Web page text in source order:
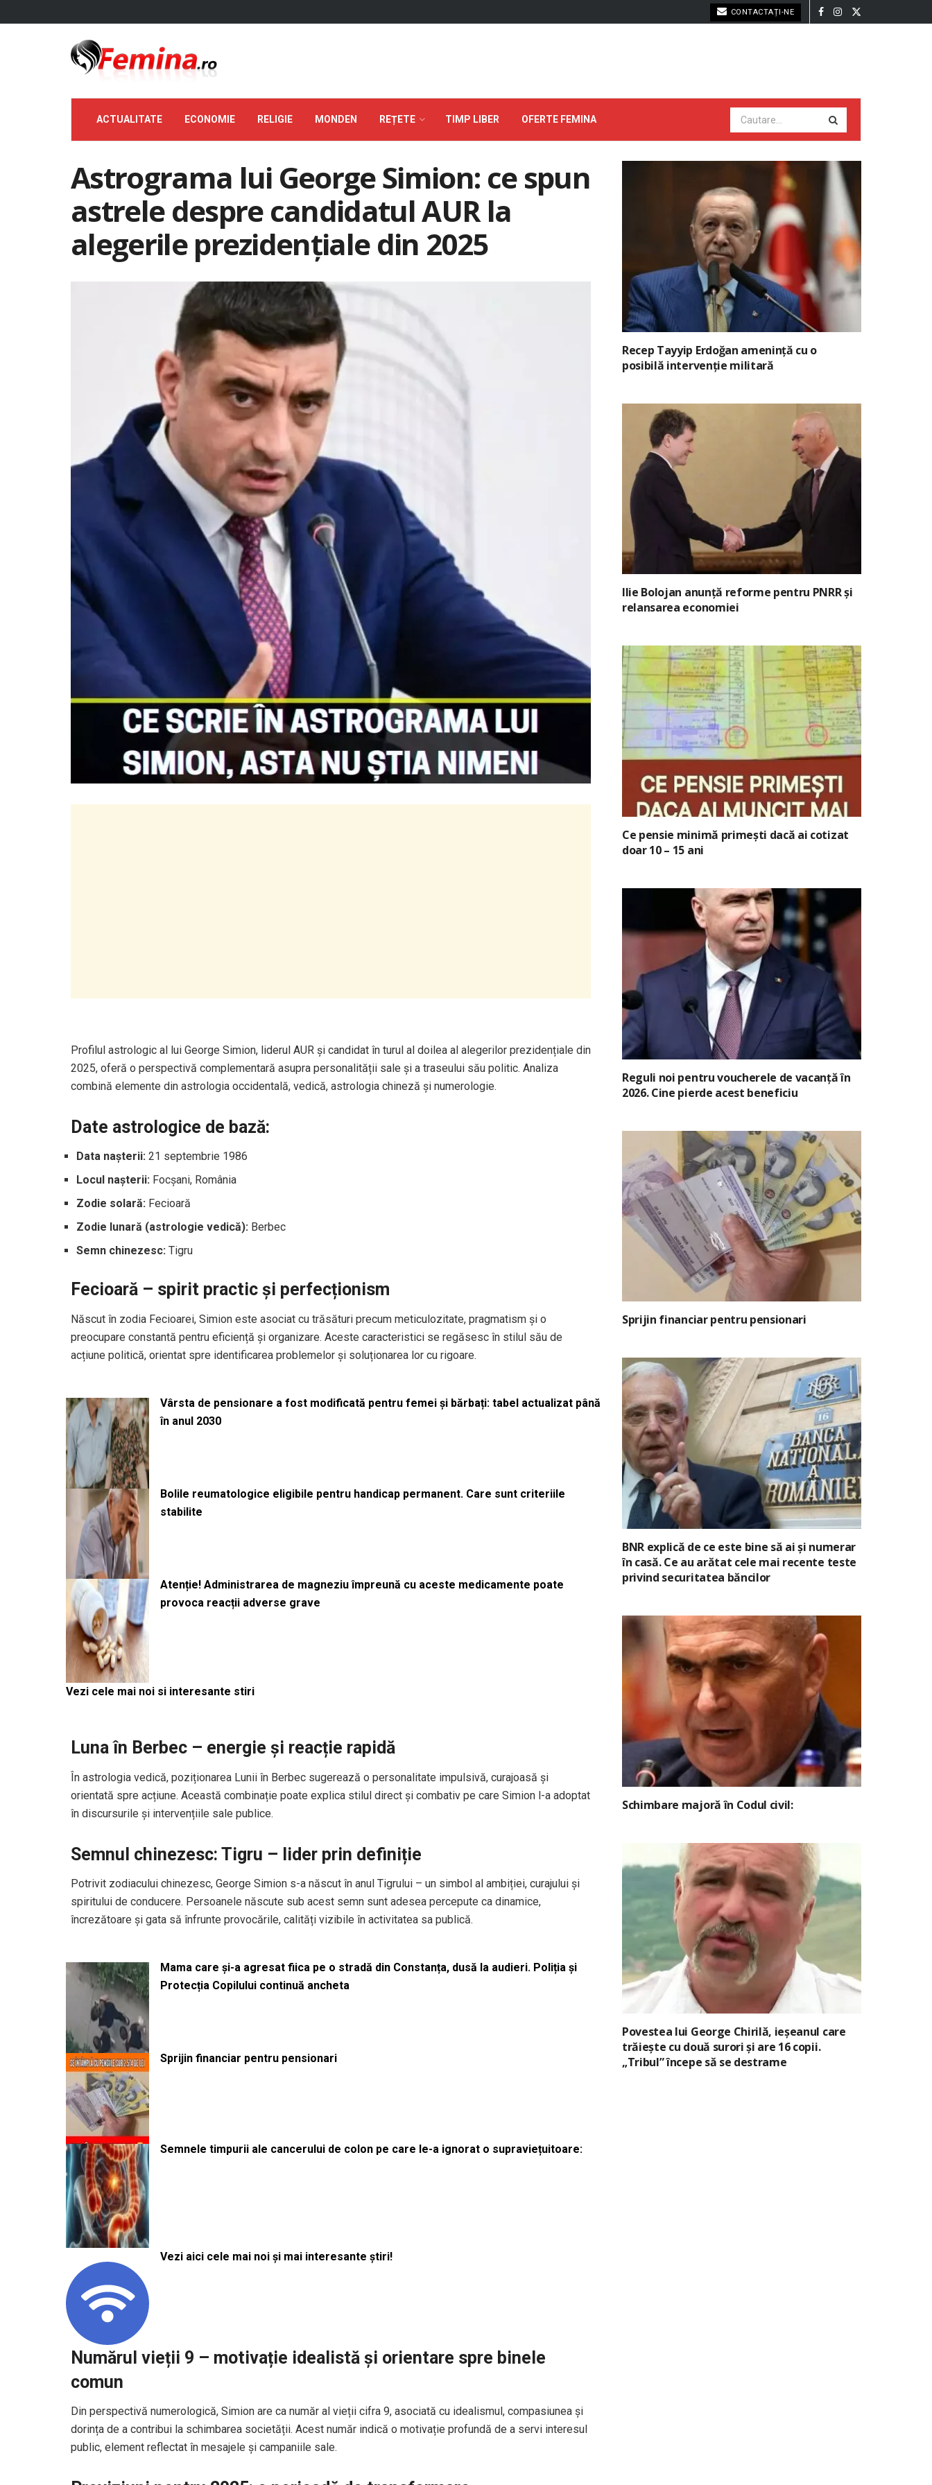
CONTACTAȚI-NE
ACTUALITATE ECONOMIE RELIGIE MONDEN REȚETE TIMP LIBER OFERTE FEMINA
Astrograma lui George Simion: ce spun
astrele despre candidatul AUR la
alegerile prezidențiale din 2025
Profilul astrologic al lui George Simion, liderul AUR și candidat în turul al doilea al alegerilor prezidențiale din
2025, oferă o perspectivă complementară asupra personalității sale și a traseului său politic. Analiza
combină elemente din astrologia occidentală, vedică, astrologia chineză și numerologie.
Date astrologice de bază:
Data nașterii: 21 septembrie 1986
Locul nașterii: Focșani, România
Zodie solară: Fecioară
Zodie lunară (astrologie vedică): Berbec
Semn chinezesc: Tigru
Fecioară – spirit practic și perfecționism
Născut în zodia Fecioarei, Simion este asociat cu trăsături precum meticulozitate, pragmatism și o
preocupare constantă pentru eficiență și organizare. Aceste caracteristici se regăsesc în stilul său de
acțiune politică, orientat spre identificarea problemelor și soluționarea lor cu rigoare.
Vârsta de pensionare a fost modificată pentru femei și bărbați: tabel actualizat până
în anul 2030
Bolile reumatologice eligibile pentru handicap permanent. Care sunt criteriile
stabilite
Atenție! Administrarea de magneziu împreună cu aceste medicamente poate
provoca reacții adverse grave
Vezi cele mai noi si interesante stiri
Luna în Berbec – energie și reacție rapidă
În astrologia vedică, poziționarea Lunii în Berbec sugerează o personalitate impulsivă, curajoasă și
orientată spre acțiune. Această combinație poate explica stilul direct și combativ pe care Simion l-a adoptat
în discursurile și intervențiile sale publice.
Semnul chinezesc: Tigru – lider prin definiție
Potrivit zodiacului chinezesc, George Simion s-a născut în anul Tigrului – un simbol al ambiției, curajului și
spiritului de conducere. Persoanele născute sub acest semn sunt adesea percepute ca dinamice,
încrezătoare și gata să înfrunte provocările, calități vizibile în activitatea sa publică.
Mama care și-a agresat fiica pe o stradă din Constanța, dusă la audieri. Poliția și
Protecția Copilului continuă ancheta
Sprijin financiar pentru pensionari
Semnele timpurii ale cancerului de colon pe care le-a ignorat o supraviețuitoare:
Vezi aici cele mai noi și mai interesante știri!
Numărul vieții 9 – motivație idealistă și orientare spre binele
comun
Din perspectivă numerologică, Simion are ca număr al vieții cifra 9, asociată cu idealismul, compasiunea și
dorința de a contribui la schimbarea societății. Acest număr indică o motivație profundă de a servi interesul
public, element reflectat în mesajele și campaniile sale.
Recep Tayyip Erdoğan amenință cu o
posibilă intervenție militară
Ilie Bolojan anunță reforme pentru PNRR și
relansarea economiei
Ce pensie minimă primești dacă ai cotizat
doar 10 – 15 ani
Reguli noi pentru voucherele de vacanță în
2026. Cine pierde acest beneficiu
Sprijin financiar pentru pensionari
BNR explică de ce este bine să ai și numerar
în casă. Ce au arătat cele mai recente teste
privind securitatea băncilor
Schimbare majoră în Codul civil:
Povestea lui George Chirilă, ieșeanul care
trăiește cu două surori și are 16 copii.
„Tribul” începe să se destrame